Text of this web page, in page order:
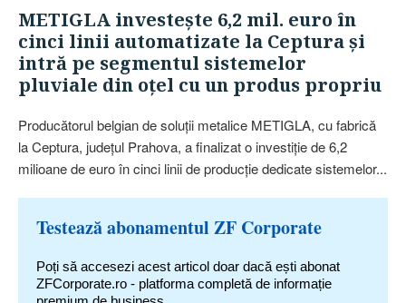
METIGLA investeşte 6,2 mil. euro în
cinci linii automatizate la Ceptura şi
intră pe segmentul sistemelor
pluviale din oţel cu un produs propriu
Producătorul belgian de soluţii metalice METIGLA, cu fabrică
la Ceptura, judeţul Prahova, a finalizat o investiţie de 6,2
milioane de euro în cinci linii de producţie dedicate sistemelor...
Testează abonamentul ZF Corporate
Poți să accesezi acest articol doar dacă ești abonat
ZFCorporate.ro - platforma completă de informație